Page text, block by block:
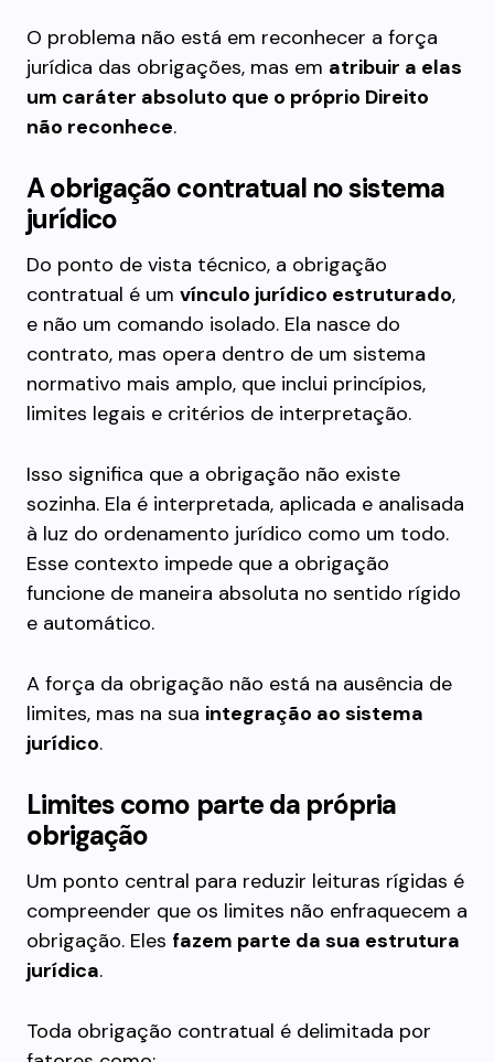
O problema não está em reconhecer a força
jurídica das obrigações, mas em atribuir a elas
um caráter absoluto que o próprio Direito
não reconhece.
A obrigação contratual no sistema
jurídico
Do ponto de vista técnico, a obrigação
contratual é um vínculo jurídico estruturado,
e não um comando isolado. Ela nasce do
contrato, mas opera dentro de um sistema
normativo mais amplo, que inclui princípios,
limites legais e critérios de interpretação.
Isso significa que a obrigação não existe
sozinha. Ela é interpretada, aplicada e analisada
à luz do ordenamento jurídico como um todo.
Esse contexto impede que a obrigação
funcione de maneira absoluta no sentido rígido
e automático.
A força da obrigação não está na ausência de
limites, mas na sua integração ao sistema
jurídico.
Limites como parte da própria
obrigação
Um ponto central para reduzir leituras rígidas é
compreender que os limites não enfraquecem a
obrigação. Eles fazem parte da sua estrutura
jurídica.
Toda obrigação contratual é delimitada por